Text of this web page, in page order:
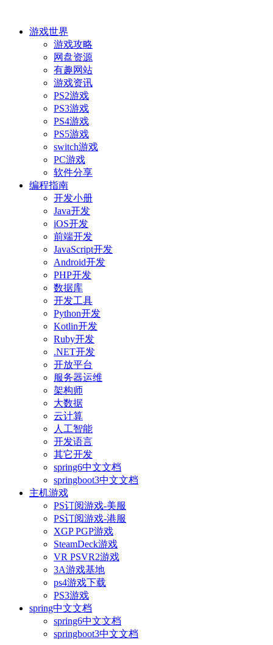
游戏世界
游戏攻略
网盘资源
有趣网站
游戏资讯
PS2游戏
PS3游戏
PS4游戏
PS5游戏
switch游戏
PC游戏
软件分享
编程指南
开发小册
Java开发
iOS开发
前端开发
JavaScript开发
Android开发
PHP开发
数据库
开发工具
Python开发
Kotlin开发
Ruby开发
.NET开发
开放平台
服务器运维
架构师
大数据
云计算
人工智能
开发语言
其它开发
spring6中文文档
springboot3中文文档
主机游戏
PS订阅游戏-美服
PS订阅游戏-港服
XGP PGP游戏
SteamDeck游戏
VR PSVR2游戏
3A游戏基地
ps4游戏下载
PS3游戏
spring中文文档
spring6中文文档
springboot3中文文档